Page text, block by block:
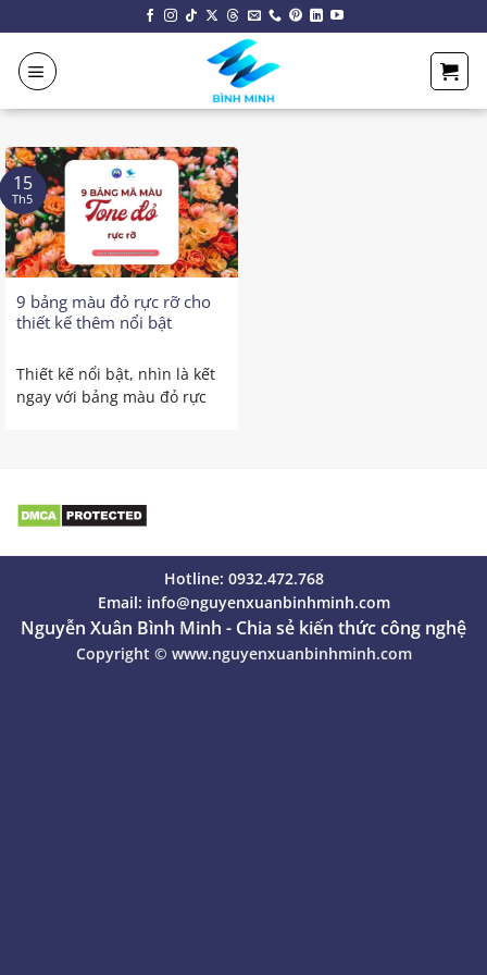
đến
nội
dung
9 bảng màu đỏ rực rỡ cho
thiết kế thêm nổi bật
Thiết kế nổi bật, nhìn là kết
ngay với bảng màu đỏ rực
15
Th5
Hotline: 0932.472.768
Email: info@nguyenxuanbinhminh.com
Nguyễn Xuân Bình Minh - Chia sẻ kiến thức công nghệ
Copyright © www.nguyenxuanbinhminh.com